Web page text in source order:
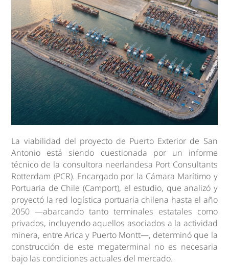
La viabilidad del proyecto de Puerto Exterior de San
Antonio está siendo cuestionada por un informe
técnico de la consultora neerlandesa Port Consultants
Rotterdam (PCR). Encargado por la Cámara Marítimo y
Portuaria de Chile (Camport), el estudio, que analizó y
proyectó la red logística portuaria chilena hasta el año
2050 —abarcando tanto terminales estatales como
privados, incluyendo aquellos asociados a la actividad
minera, entre Arica y Puerto Montt—, determinó que la
construcción de este megaterminal no es necesaria
bajo las condiciones actuales del mercado.